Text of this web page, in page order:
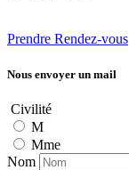
Prendre Rendez-vous
Nous envoyer un mail
Civilité
M
Mme
Nom